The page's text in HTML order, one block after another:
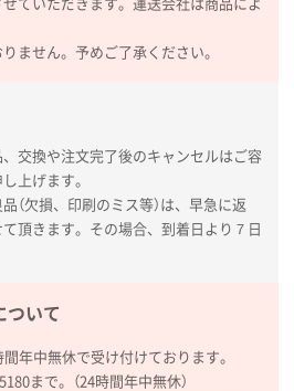
ていただきます。運送会社は商品によ
ません。予めご了承ください。
交換や注文完了後のキャンセルはご容
上げます。
（欠損、印刷のミス等）は、早急に返
頂きます。その場合、到着日より７日
ついて
年中無休で受け付けております。
まで。（24時間年中無休）